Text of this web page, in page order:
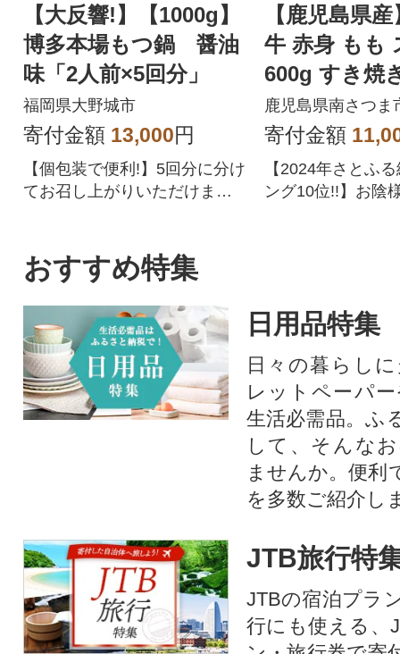
【大反響!】【1000g】
博多本場もつ鍋 醤油
味「2人前×5回分」
福岡県大野城市
寄付金額 13,000円
【個包装で便利!】5回分に分け
てお召し上がりいただけま
【鹿児島県
牛 赤身 もも
600g すき焼
ターゼン
鹿児島県南さつま
寄付金額
【2024年さとふ
ング10位!!】お陰
おすすめ特集
日用品特集
日々の暮らし
レットペーパ
生活必需品。ふ
して、そんな
ませんか。便利
を多数ご紹介し
JTB旅行特
JTBの宿泊プラ
行にも使える、